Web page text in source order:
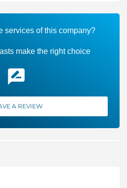
services of this company?
make the right choice
A REVIEW